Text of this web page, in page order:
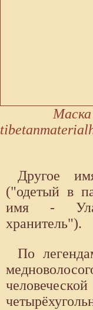
Другое
("одетый в
имя -
хранитель").
По